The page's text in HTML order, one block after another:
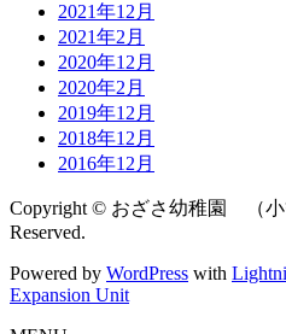
2021年12月
2021年2月
2020年12月
2020年2月
2019年12月
2018年12月
2016年12月
Copyright © おざさ幼稚園 （小
Reserved.
Powered by WordPress with
Expansion Unit